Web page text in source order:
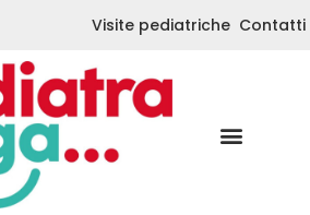
Visite pediatriche Contatti